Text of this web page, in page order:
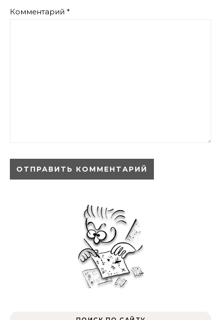
Комментарий *